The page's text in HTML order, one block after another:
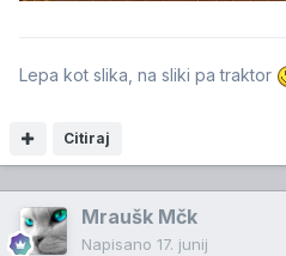
Citiraj
Lepa kot slika, na sliki pa traktor
Mraušk Mčk
Napisano 17. junij